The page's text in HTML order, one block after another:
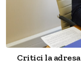
Critici la